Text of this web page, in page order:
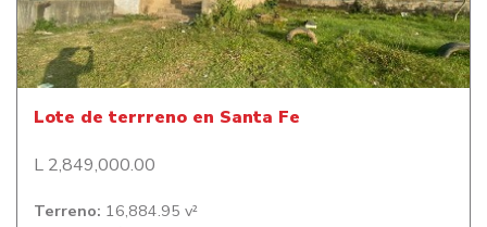
Lote de terrreno en Santa Fe
Lote de terrreno en Santa Fe
L 2,849,000.00
Terreno: 16,884.95 v²